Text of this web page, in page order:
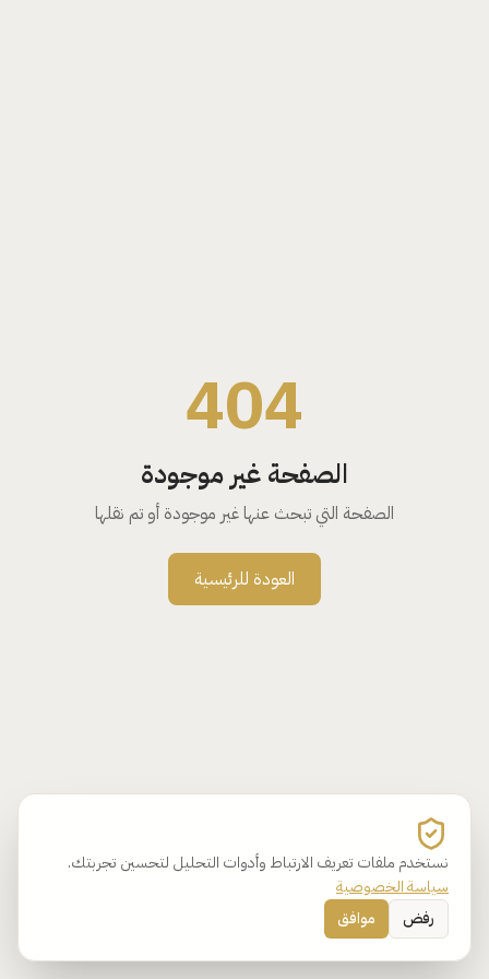
نستخدم ملفات تعريف الارتباط وأدوات التحليل لتحسين تجربتك.
سياسة الخصوصية
رفض
موافق
404
الصفحة غير موجودة
الصفحة التي تبحث عنها غير موجودة أو تم نقلها
العودة للرئيسية